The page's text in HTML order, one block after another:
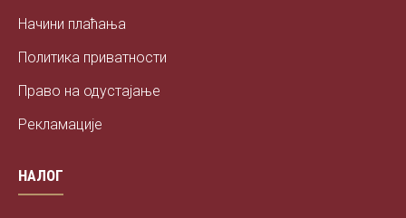
Начини плаћања
Политика приватности
Право на одустајање
Рекламације
НАЛОГ